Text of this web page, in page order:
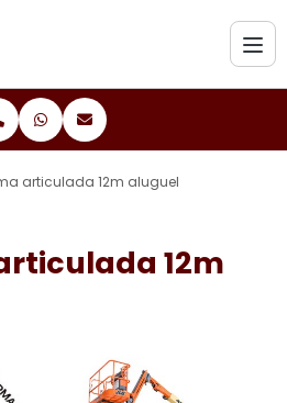
articulada 12m aluguel
12m